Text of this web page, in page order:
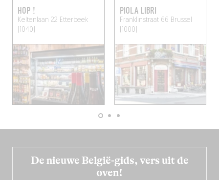
HOP !
Keltenlaan 22 Etterbeek
(1040)
PIOLA LIBRI
Franklinstraat 66 Brussel
(1000)
De nieuwe België-gids, vers uit de
oven!